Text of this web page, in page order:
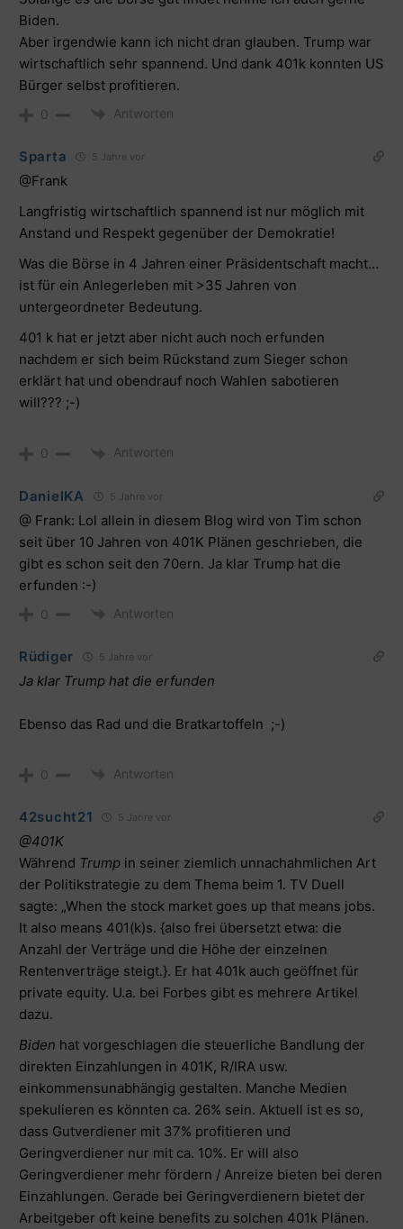
Biden.
Aber irgendwie kann ich nicht dran glauben. Trump war
wirtschaftlich sehr spannend. Und dank 401k konnten US
Bürger selbst profitieren.
0 Antworten
Sparta 5 Jahre vor
@Frank
Langfristig wirtschaftlich spannend ist nur möglich mit
Anstand und Respekt gegenüber der Demokratie!
Was die Börse in 4 Jahren einer Präsidentschaft macht…
ist für ein Anlegerleben mit >35 Jahren von
untergeordneter Bedeutung.
401 k hat er jetzt aber nicht auch noch erfunden
nachdem er sich beim Rückstand zum Sieger schon
erklärt hat und obendrauf noch Wahlen sabotieren
will??? ;-)
0 Antworten
DanielKA 5 Jahre vor
@ Frank: Lol allein in diesem Blog wird von Tim schon
seit über 10 Jahren von 401K Plänen geschrieben, die
gibt es schon seit den 70ern. Ja klar Trump hat die
erfunden :-)
0 Antworten
Rüdiger 5 Jahre vor
Ja klar Trump hat die erfunden
Ebenso das Rad und die Bratkartoffeln ;-)
0 Antworten
42sucht21 5 Jahre vor
@401K
Während Trump in seiner ziemlich unnachahmlichen Art
der Politikstrategie zu dem Thema beim 1. TV Duell
sagte: „When the stock market goes up that means jobs.
It also means 401(k)s. {also frei übersetzt etwa: die
Anzahl der Verträge und die Höhe der einzelnen
Rentenverträge steigt.}. Er hat 401k auch geöffnet für
private equity. U.a. bei Forbes gibt es mehrere Artikel
dazu.
Biden hat vorgeschlagen die steuerliche Bandlung der
direkten Einzahlungen in 401K, R/IRA usw.
einkommensunabhängig gestalten. Manche Medien
spekulieren es könnten ca. 26% sein. Aktuell ist es so,
dass Gutverdiener mit 37% profitieren und
Geringverdiener nur mit ca. 10%. Er will also
Geringverdiener mehr fördern / Anreize bieten bei deren
Einzahlungen. Gerade bei Geringverdienern bietet der
Arbeitgeber oft keine benefits zu solchen 401k Plänen.